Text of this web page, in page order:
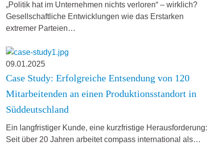
„Politik hat im Unternehmen nichts verloren“ – wirklich?
Gesellschaftliche Entwicklungen wie das Erstarken
extremer Parteien…
09.01.2025
Case Study: Erfolgreiche Entsendung von 120
Mitarbeitenden an einen Produktionsstandort in
Süddeutschland
Ein langfristiger Kunde, eine kurzfristige Herausforderung:
Seit über 20 Jahren arbeitet compass international als…